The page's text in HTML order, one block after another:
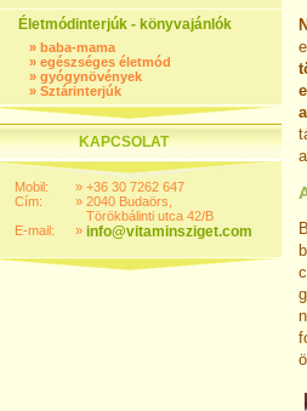
Életmódinterjúk - könyvajánlók
» baba-mama
» egészséges életmód
» gyógynövények
» Sztárinterjúk
KAPCSOLAT
Mobil:
Cím:
E-mail:
»
»
»
+36 30 7262 647
2040 Budaörs,
Törökbálinti utca 42/B
info@vitaminsziget.com